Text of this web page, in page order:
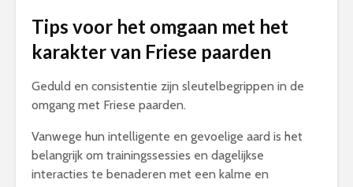
Tips voor het omgaan met het
karakter van Friese paarden
Geduld en consistentie zijn sleutelbegrippen in de
omgang met Friese paarden.
Vanwege hun intelligente en gevoelige aard is het
belangrijk om trainingssessies en dagelijkse
interacties te benaderen met een kalme en